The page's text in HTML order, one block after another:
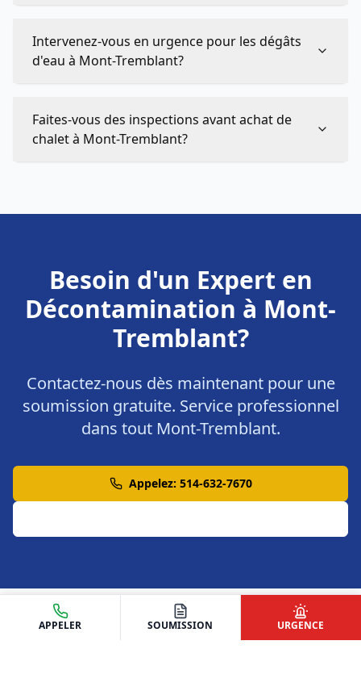
Intervenez-vous en urgence pour les dégâts
d'eau à Mont-Tremblant?
Faites-vous des inspections avant achat de
chalet à Mont-Tremblant?
Besoin d'un Expert en
Décontamination à Mont-
Tremblant?
Contactez-nous dès maintenant pour une
soumission gratuite. Service professionnel
dans tout Mont-Tremblant.
Appelez: 514-632-7670
APPELER SOUMISSION URGENCE